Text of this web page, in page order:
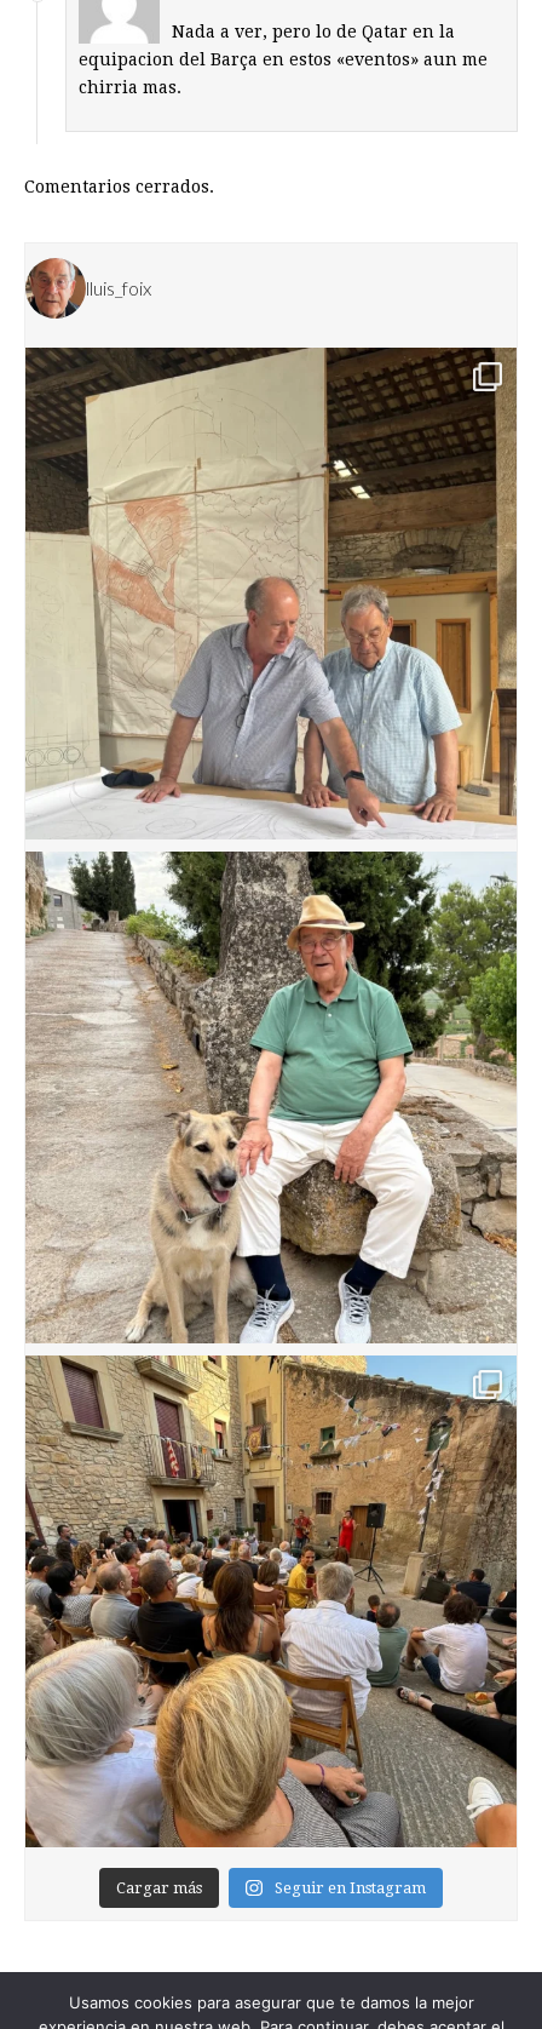
Nada a ver, pero lo de Qatar en la
equipacion del Barça en estos «eventos» aun me
chirria mas.
Comentarios cerrados.
lluis_foix
Cargar más Seguir en Instagram
Usamos cookies para asegurar que te damos la mejor